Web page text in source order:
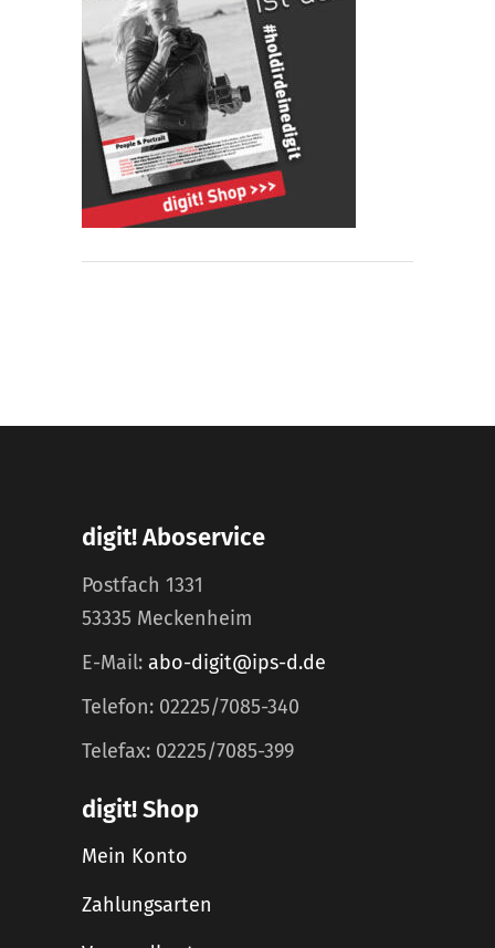
digit! Aboservice
Postfach 1331
53335 Meckenheim
E-Mail: abo-digit@ips-d.de
Telefon: 02225/7085-340
Telefax: 02225/7085-399
digit! Shop
Mein Konto
Zahlungsarten